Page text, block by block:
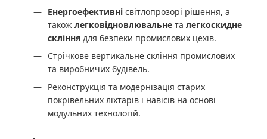
Енергоефективні світлопрозорі рішення, а
також легковідновлювальне та легкоскидне
скління для безпеки промислових цехів.
Стрічкове вертикальне скління промислових
та виробничих будівель.
Реконструкція та модернізація старих
покрівельних ліхтарів і навісів на основі
модульних технологій.